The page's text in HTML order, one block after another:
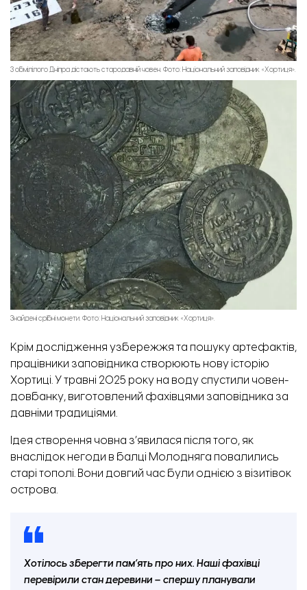
Пагорб Єдності на Хортиці. Фото: «Відбудова. Запоріжжя».
З обмілілого Дніпра дістають стародавній човен. Фото: Національний заповідник «Хортиця».
Знайдені срібні монети. Фото: Національний заповідник «Хортиця».
Крім дослідження узбережжя та пошуку артефактів,
працівники заповідника створюють нову історію
Хортиці. У травні 2025 року на воду спустили човен-
довбанку, виготовлений фахівцями заповідника за
давніми традиціями.
Ідея створення човна з’явилася після того, як
внаслідок негоди в балці Молодняга повалились
старі тополі. Вони довгий час були однією з візитівок
острова.
Хотілось зберегти пам’ять про них. Наші фахівці
перевірили стан деревини – спершу планували